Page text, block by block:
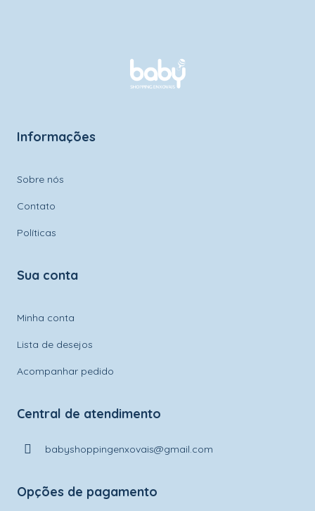
Informações
Sobre nós
Contato
Políticas
Sua conta
Minha conta
Lista de desejos
Acompanhar pedido
Central de atendimento
babyshoppingenxovais@gmail.com
Opções de pagamento